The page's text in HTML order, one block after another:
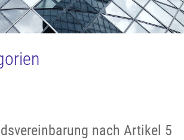
nach Artikel 5